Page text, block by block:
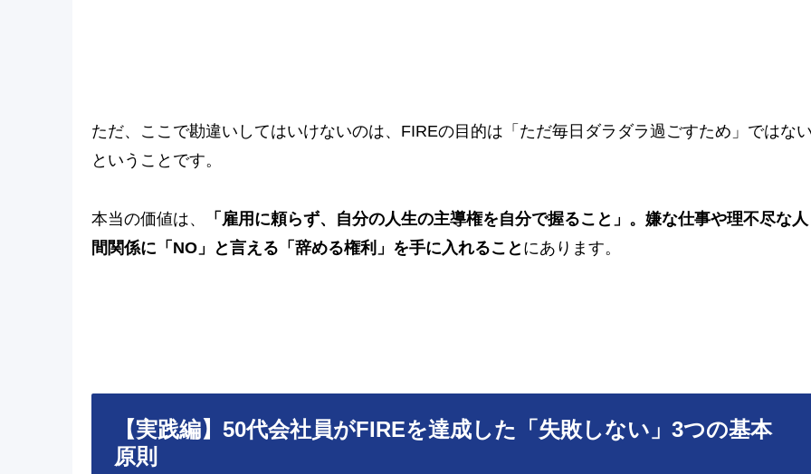
ただ、ここで勘違いしてはいけないのは、FIREの目的は「ただ毎日ダラダラ過ごすため」ではな
ということです。
本当の価値は、
「雇用に頼らず、自分の人生の主導権を自分で握ること」。嫌な仕事や理不尽な人
間関係に「NO」と言える「辞める権利」を手に入れること にあります。
【実践編】50代会社員がFIREを達成した「失敗しない」3つの基本
原則